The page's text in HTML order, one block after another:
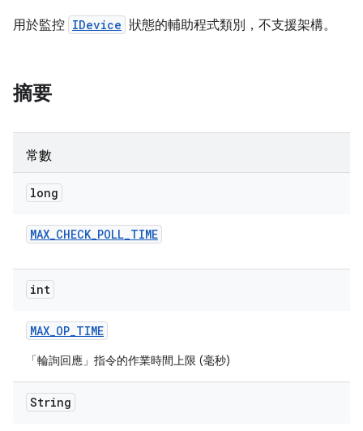
用於監控 IDevice 狀態的輔助程式類別，不支援架構。
摘要
常數
long
MAX_CHECK_POLL_TIME
int
MAX_OP_TIME
「輪詢回應」指令的作業時間上限 (毫秒)
String